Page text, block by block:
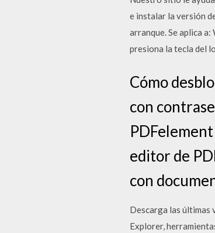
e instalar la versión
arranque. Se aplica
presiona la tecla del
Cómo
con
editor de
con
Descarga las últimas
Explorer,